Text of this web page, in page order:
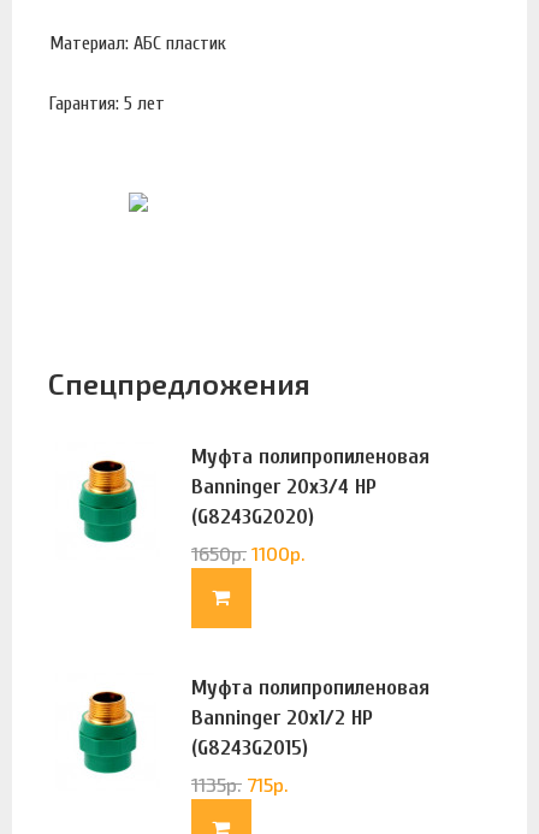
Материал: АБС пластик
Гарантия: 5 лет
Спецпредложения
Муфта полипропиленовая
Banninger 20х3/4 НР
(G8243G2020)
1650р. 1100р.
Муфта полипропиленовая
Banninger 20х1/2 НР
(G8243G2015)
1135р. 715р.